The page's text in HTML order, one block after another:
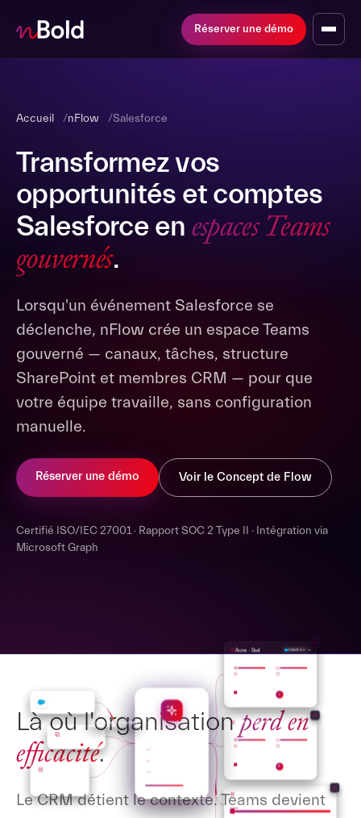
Réserver une démo
Accueil nFlow Salesforce
Transformez vos
opportunités et comptes
Salesforce en espaces Teams
gouvernés.
Lorsqu'un événement Salesforce se
déclenche, nFlow crée un espace Teams
gouverné — canaux, tâches, structure
SharePoint et membres CRM — pour que
votre équipe travaille, sans configuration
manuelle.
Réserver une démo Voir le Concept de Flow
Certifié ISO/IEC 27001 · Rapport SOC 2 Type II · Intégration via
Microsoft Graph
Opportunity → Closed Won
Acme - Deal Salesforce
Globex - Account
CHANNELS
S
Posts Files
Là où l'organisationperd en
efficacité.
Le CRM détient le contexte. Teams devient